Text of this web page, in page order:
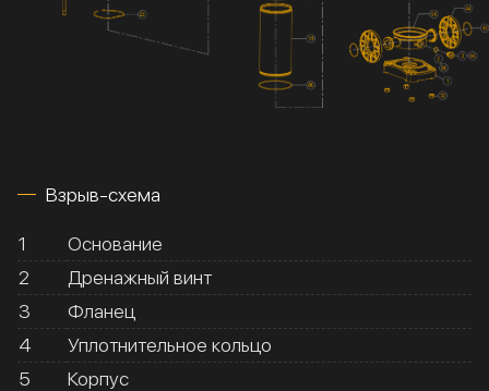
Взрыв-схема
1
Основание
2
Дренажный винт
3
Фланец
4
Уплотнительное кольцо
5
Корпус